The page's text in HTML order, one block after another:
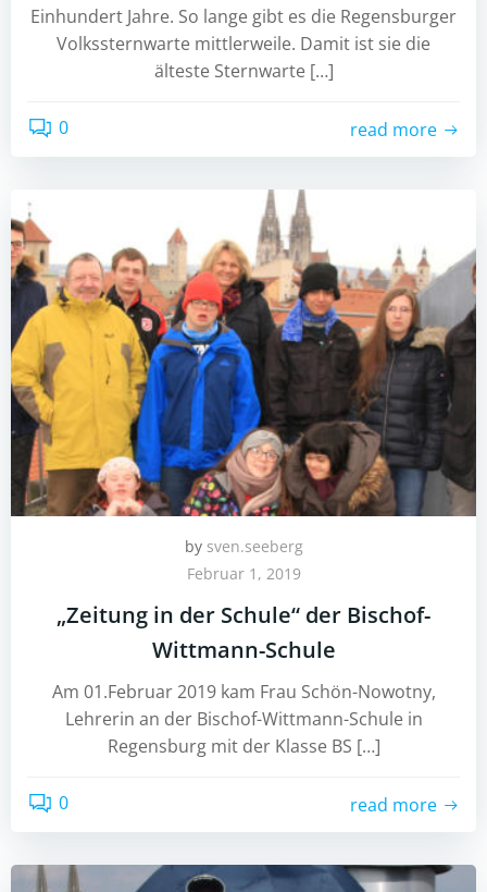
Einhundert Jahre. So lange gibt es die Regensburger
Volkssternwarte mittlerweile. Damit ist sie die
älteste Sternwarte […]
0 read more
by sven.seeberg
Februar 1, 2019
„Zeitung in der Schule“ der Bischof-
Wittmann-Schule
Am 01.Februar 2019 kam Frau Schön-Nowotny,
Lehrerin an der Bischof-Wittmann-Schule in
Regensburg mit der Klasse BS […]
0 read more